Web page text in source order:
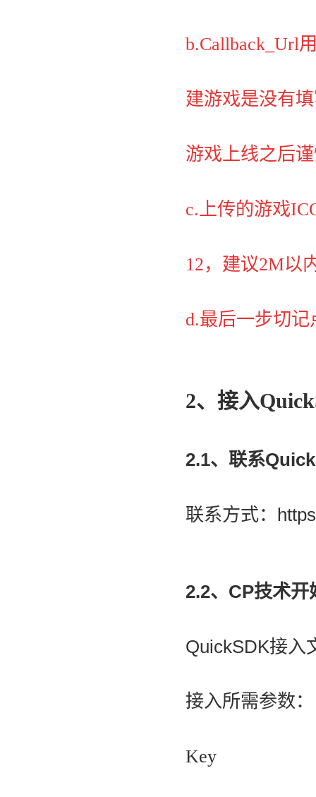
b.Callback_Url
建游戏是没有
游戏上线之后
c.上传的游戏
12，建议2M以
d.最后一步切记
2、接入
2.1、联系
联系方式：
2.2、 CP技术
QuickSDK接入
接入所需参数：
Key